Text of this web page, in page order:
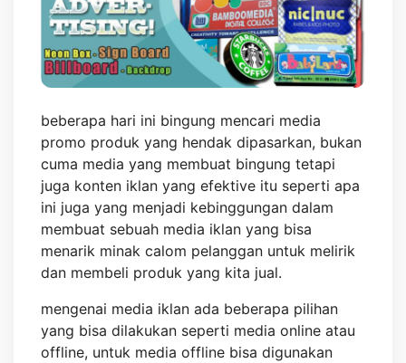
beberapa hari ini bingung mencari media
promo produk yang hendak dipasarkan, bukan
cuma media yang membuat bingung tetapi
juga konten iklan yang efektive itu seperti apa
ini juga yang menjadi kebinggungan dalam
membuat sebuah media iklan yang bisa
menarik minak calom pelanggan untuk melirik
dan membeli produk yang kita jual.
mengenai media iklan ada beberapa pilihan
yang bisa dilakukan seperti media online atau
offline, untuk media offline bisa digunakan